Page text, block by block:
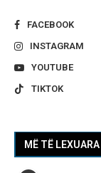
FACEBOOK
INSTAGRAM
YOUTUBE
TIKTOK
MË TË LEXUARA